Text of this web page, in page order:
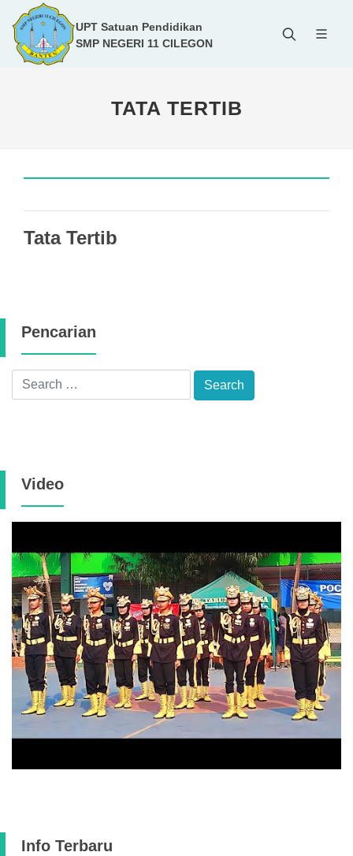
UPT Satuan Pendidikan
SMP NEGERI 11 CILEGON
TATA TERTIB
Tata Tertib
Pencarian
Video
Info Terbaru